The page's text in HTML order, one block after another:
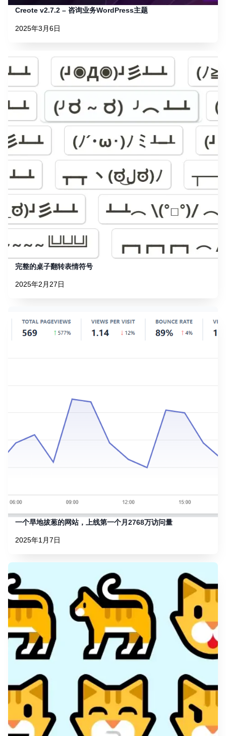
Creote v2.7.2 – 咨询业务WordPress主题
2025年3月6日
完整的桌子翻转表情符号
2025年2月27日
一个旱地拔葱的网站，上线第一个月2768万访问量
2025年1月7日